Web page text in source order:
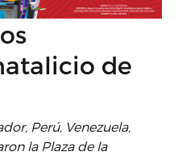
de
Perú, Venezuela,
la Plaza de la